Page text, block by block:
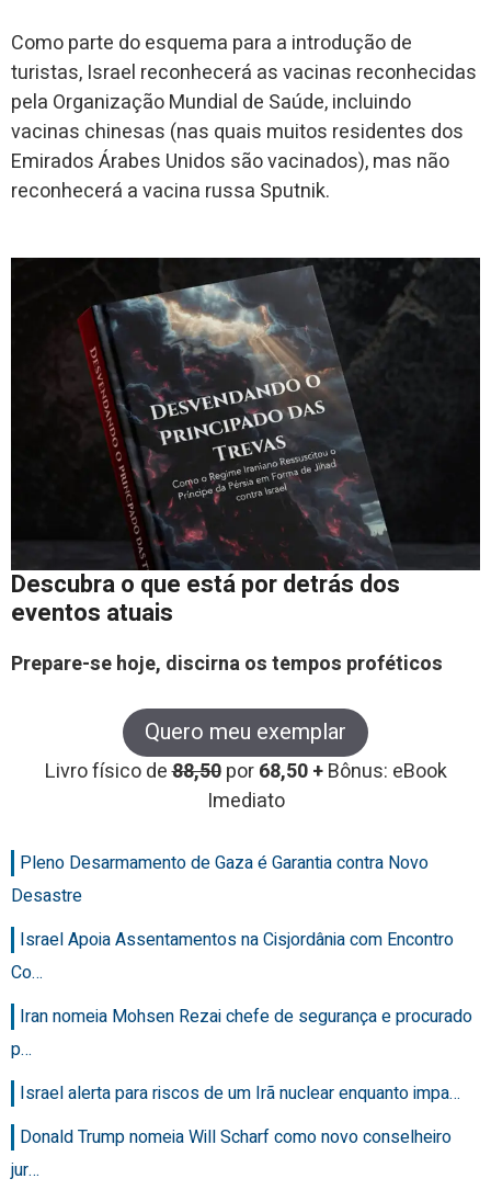
Como parte do esquema para a introdução de
turistas, Israel reconhecerá as vacinas reconhecidas
pela Organização Mundial de Saúde, incluindo
vacinas chinesas (nas quais muitos residentes dos
Emirados Árabes Unidos são vacinados), mas não
reconhecerá a vacina russa Sputnik.
Descubra o que está por detrás dos
eventos atuais
Prepare-se hoje, discirna os tempos proféticos
Quero meu exemplar
Livro físico de88,50 por68,50 +Bônus: eBook
Imediato
Pleno Desarmamento de Gaza é Garantia contra Novo
Desastre
Israel Apoia Assentamentos na Cisjordânia com Encontro
Co…
Iran nomeia Mohsen Rezai chefe de segurança e procurado
p…
Israel alerta para riscos de um Irã nuclear enquanto impa…
Donald Trump nomeia Will Scharf como novo conselheiro
jur…